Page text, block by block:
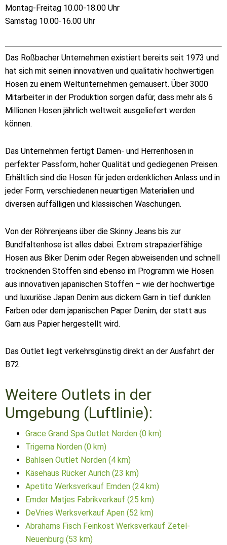
Montag-Freitag 10.00-18.00 Uhr
Samstag 10.00-16.00 Uhr
Das Roßbacher Unternehmen existiert bereits seit 1973 und
hat sich mit seinen innovativen und qualitativ hochwertigen
Hosen zu einem Weltunternehmen gemausert. Über 3000
Mitarbeiter in der Produktion sorgen dafür, dass mehr als 6
Millionen Hosen jährlich weltweit ausgeliefert werden
können.
Das Unternehmen fertigt Damen- und Herrenhosen in
perfekter Passform, hoher Qualität und gediegenen Preisen.
Erhältlich sind die Hosen für jeden erdenklichen Anlass und in
jeder Form, verschiedenen neuartigen Materialien und
diversen auffälligen und klassischen Waschungen.
Von der Röhrenjeans über die Skinny Jeans bis zur
Bundfaltenhose ist alles dabei. Extrem strapazierfähige
Hosen aus Biker Denim oder Regen abweisenden und schnell
trocknenden Stoffen sind ebenso im Programm wie Hosen
aus innovativen japanischen Stoffen – wie der hochwertige
und luxuriöse Japan Denim aus dickem Garn in tief dunklen
Farben oder dem japanischen Paper Denim, der statt aus
Garn aus Papier hergestellt wird.
Das Outlet liegt verkehrsgünstig direkt an der Ausfahrt der
B72.
Weitere Outlets in der
Umgebung (Luftlinie):
Grace Grand Spa Outlet Norden (0 km)
Trigema Norden (0 km)
Bahlsen Outlet Norden (4 km)
Käsehaus Rücker Aurich (23 km)
Apetito Werksverkauf Emden (24 km)
Emder Matjes Fabrikverkauf (25 km)
DeVries Werksverkauf Apen (52 km)
Abrahams Fisch Feinkost Werksverkauf Zetel-
Neuenburg (53 km)